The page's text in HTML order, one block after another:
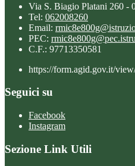
Via S. Biagio Platani 260 -
Tel: 062008260
Email:
PEC:
C.F.: 97713350581
https://form.agid.gov.it/
Seguici su
Facebook
Instagram
Sezione Link Utili